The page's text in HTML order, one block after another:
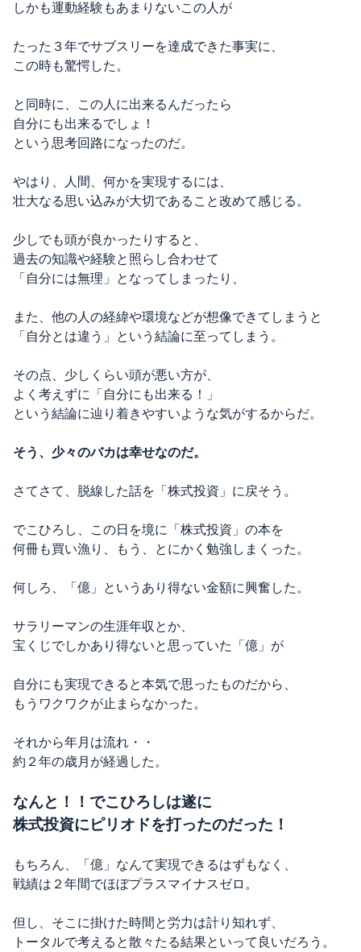
しかも運動経験もあまりないこの人が
たった３年でサブスリーを達成できた事実に、
この時も驚愕した。
と同時に、この人に出来るんだったら
自分にも出来るでしょ！
という思考回路になったのだ。
やはり、人間、何かを実現するには、
壮大なる思い込みが大切であること改めて感じる。
少しでも頭が良かったりすると、
過去の知識や経験と照らし合わせて
「自分には無理」となってしまったり、
また、他の人の経緯や環境などが想像できてしまうと
「自分とは違う」という結論に至ってしまう。
その点、少しくらい頭が悪い方が、
よく考えずに「自分にも出来る！」
という結論に辿り着きやすいような気がするからだ。
そう、少々のバカは幸せなのだ。
さてさて、脱線した話を「株式投資」に戻そう。
でこひろし、この日を境に「株式投資」の本を
何冊も買い漁り、もう、とにかく勉強しまくった。
何しろ、「億」というあり得ない金額に興奮した。
サラリーマンの生涯年収とか、
宝くじでしかあり得ないと思っていた「億」が
自分にも実現できると本気で思ったものだから、
もうワクワクが止まらなかった。
それから年月は流れ・・
約２年の歳月が経過した。
なんと！！でこひろしは遂に
株式投資にピリオドを打ったのだった！
もちろん、「億」なんて実現できるはずもなく、
戦績は２年間でほぼプラスマイナスゼロ。
但し、そこに掛けた時間と労力は計り知れず、
トータルで考えると散々たる結果といって良いだろう。